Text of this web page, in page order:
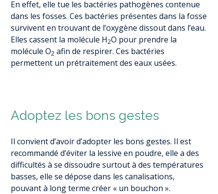
En effet, elle tue les bactéries pathogènes contenue
dans les fosses. Ces bactéries présentes dans la fosse
survivent en trouvant de l’oxygène dissout dans l’eau.
Elles cassent la molécule H2O pour prendre la
molécule O2 afin de respirer. Ces bactéries
permettent un prétraitement des eaux usées.
Adoptez les bons gestes
Il convient d’avoir d’adopter les bons gestes. Il est
recommandé d’éviter la lessive en poudre, elle a des
difficultés à se dissoudre surtout à des températures
basses, elle se dépose dans les canalisations,
pouvant à long terme créer « un bouchon ».